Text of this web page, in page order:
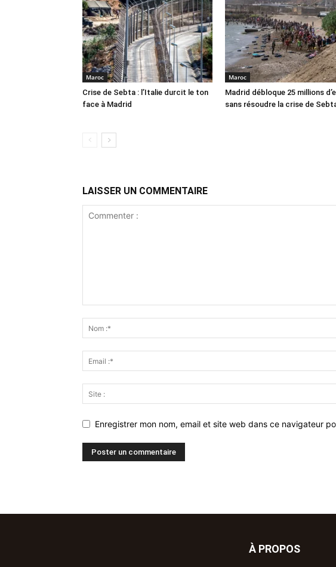
Maroc
Crise de Sebta : l’Italie durcit le ton
face à Madrid
Maroc
Madrid débloque 25 millions
sans résoudre la crise de
LAISSER UN COMMENTAIRE
Enregistrer mon nom, email et site web dans ce navigateur
À PROPOS